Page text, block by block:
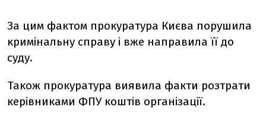
За цим фактом прокуратура Києва порушила
кримінальну справу і вже направила її до
суду.
Також прокуратура виявила факти розтрати
керівниками ФПУ коштів організації.